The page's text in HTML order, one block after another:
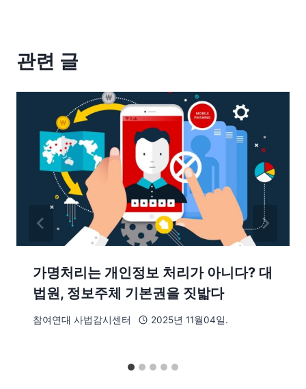
관련 글
가명처리는 개인정보 처리가 아니다? 대
법원, 정보주체 기본권을 짓밟다
참여연대 사법감시센터 2025년 11월04일.